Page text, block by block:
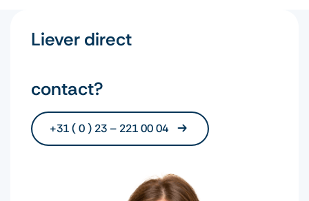
Liever direct
contact?
+31 ( 0 ) 23 – 221 00 04